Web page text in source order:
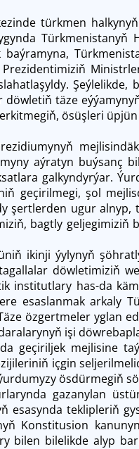
türkmen
Türkmenistanyň
Şeýlelikde,
täze
ösüşleri
aýratyn buýsanç
galkyndyrýar.
geçirilmegi, şol
şertlerden ugur
bagtly geljegimiziň
ikinji ýylynyň
döwletimiziň
institutlary has-da
esaslanmak arkaly
özgertmeler yglan
işi
geçiriljek mejlisine
içgin
ösdürmegiň
gazanylan
teklipleriň
Konstitusion
bilen bilelikde alyp